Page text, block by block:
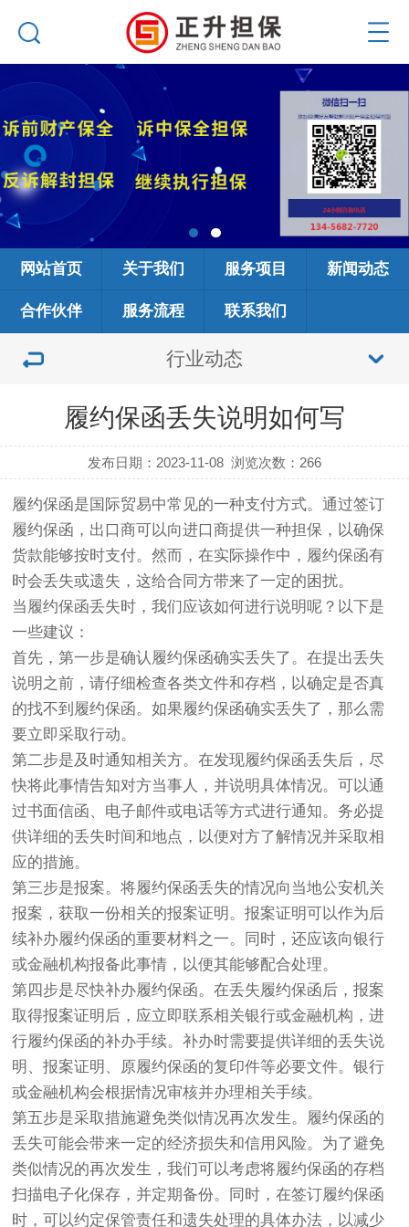
网站首页 关于我们 服务项目 新闻动态
合作伙伴 服务流程 联系我们
行业动态
履约保函丢失说明如何写
发布日期：2023-11-08 浏览次数： 266
履约保函是国际贸易中常见的一种支付方式。通过签订
履约保函，出口商可以向进口商提供一种担保，以确保
货款能够按时支付。然而，在实际操作中，履约保函有
时会丢失或遗失，这给合同方带来了一定的困扰。
当履约保函丢失时，我们应该如何进行说明呢？以下是
一些建议：
首先，第一步是确认履约保函确实丢失了。在提出丢失
说明之前，请仔细检查各类文件和存档，以确定是否真
的找不到履约保函。如果履约保函确实丢失了，那么需
要立即采取行动。
第二步是及时通知相关方。在发现履约保函丢失后，尽
快将此事情告知对方当事人，并说明具体情况。可以通
过书面信函、电子邮件或电话等方式进行通知。务必提
供详细的丢失时间和地点，以便对方了解情况并采取相
应的措施。
第三步是报案。将履约保函丢失的情况向当地公安机关
报案，获取一份相关的报案证明。报案证明可以作为后
续补办履约保函的重要材料之一。同时，还应该向银行
或金融机构报备此事情，以便其能够配合处理。
第四步是尽快补办履约保函。在丢失履约保函后，报案
取得报案证明后，应立即联系相关银行或金融机构，进
行履约保函的补办手续。补办时需要提供详细的丢失说
明、报案证明、原履约保函的复印件等必要文件。银行
或金融机构会根据情况审核并办理相关手续。
第五步是采取措施避免类似情况再次发生。履约保函的
丢失可能会带来一定的经济损失和信用风险。为了避免
类似情况的再次发生，我们可以考虑将履约保函的存档
扫描电子化保存，并定期备份。同时，在签订履约保函
时，可以约定保管责任和遗失处理的具体办法，以减少